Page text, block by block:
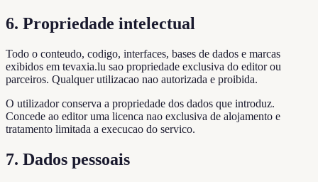
6. Propriedade intelectual
Todo o conteudo, codigo, interfaces, bases de dados e marcas
exibidos em tevaxia.lu sao propriedade exclusiva do editor ou
parceiros. Qualquer utilizacao nao autorizada e proibida.
O utilizador conserva a propriedade dos dados que introduz.
Concede ao editor uma licenca nao exclusiva de alojamento e
tratamento limitada a execucao do servico.
7. Dados pessoais